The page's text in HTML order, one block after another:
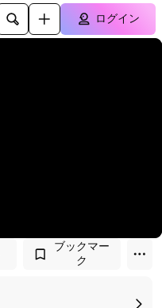
ログイン
ブックマー
ク